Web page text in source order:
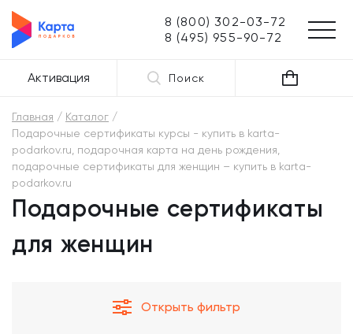
8 (800) 302-03-72
8 (495) 955-90-72
Активация Поиск
Главная
Каталог
Подарочные сертификаты курсы - купить в karta-
podarkov.ru, подарочная карта на день рождения,
подарочные сертификаты для женщин – купить в karta-
podarkov.ru
Подарочные сертификаты
для женщин
Открыть фильтр